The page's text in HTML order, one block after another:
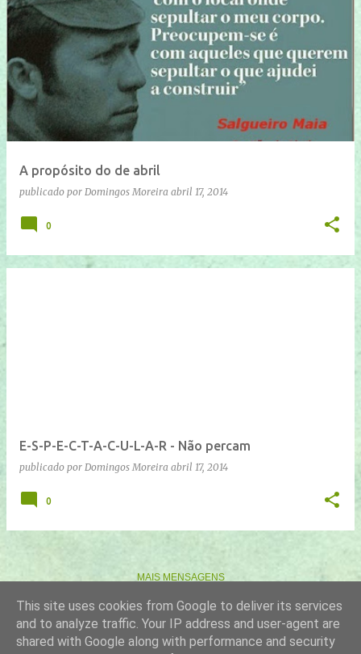
A propósito do de abril
publicado por Domingos Moreira abril 17, 2014
0
E-S-P-E-C-T-A-C-U-L-A-R - Não percam
publicado por Domingos Moreira abril 17, 2014
0
MAIS MENSAGENS
Com tecnologia do Blogger
This site uses cookies from Google to deliver its services
and to analyze traffic. Your IP address and user-agent are
shared with Google along with performance and security